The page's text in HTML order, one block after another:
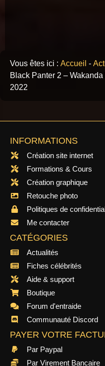
Vous êtes ici : Accueil -
Black Panter 2 –
2022
INFORMATIONS
Création site internet
Formations & Cours
Création graphique
Retouche photo
Politiques de
Me contacter
CATÉGORIES
Actualités
Fiches célébrités
Aide & support
Boutique
Forum d'entraide
Communauté Discord
PAYER VOTRE
Par Paypal
Par Virement Bancaire